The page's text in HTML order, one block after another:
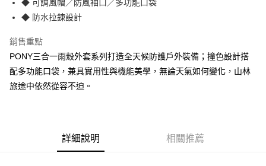
臺灣中小企業銀行
聯邦商業銀行
元大商業銀行
永豐商業銀行
台新國際商業銀行
中國信託商業銀行
台灣樂天信用卡公司
悠遊付
全盈+PAY
AFTEE先享後付
相關說明
１．簡單：不需註冊會員、不需綁卡、不需儲值。
◆ 可調風帽／防風袖口／多功能口袋
◆ 防水拉鍊設計
銷售重點
PONY三合一雨殼外套系列打造全天候防護戶外裝備；撞色設計搭
配多功能口袋，兼具實用性與機能美學，無論天氣如何變化，山林
旅途中依然從容不迫。
詳細說明 相關推薦